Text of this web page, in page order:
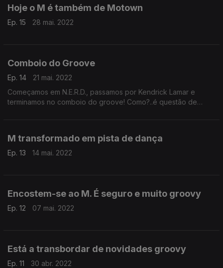
Hoje o M é também de Motown
Ep. 15 28 mai. 2022
Comboio do Groove
Ep. 14
21 mai. 2022
Começamos em N.E.R.D., passamos por Kendrick Lamar e
terminamos no comboio do groove! Como?..é questão de
M transformado em pista de dança
Ep. 13 14 mai. 2022
Encostem-se ao M. É seguro e muito groovy
Ep. 12 07 mai. 2022
Está a transbordar de novidades groovy
Ep. 11 30 abr. 2022